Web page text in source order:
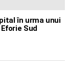
în urma unui
Sud